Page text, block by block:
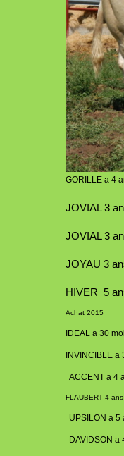
GORILLE a 4
JOVIAL 3
JOVIAL 3
JOYAU 3
HIVER 5
Achat 2015
IDEAL a 30
INVINCIBLE a
ACCENT a 4
FLAUBERT 4
UPSILON a 5
DAVIDSON a